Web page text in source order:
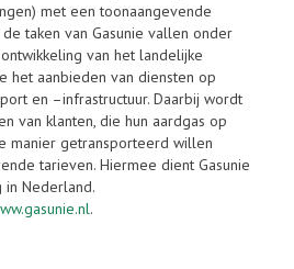
met een toonaangevende
taken van Gasunie vallen onder
van het landelijke
het aanbieden van diensten op
en –infrastructuur. Daarbij wordt
van klanten, die hun aardgas op
manier getransporteerd willen
tarieven. Hiermee dient Gasunie
Nederland.
.